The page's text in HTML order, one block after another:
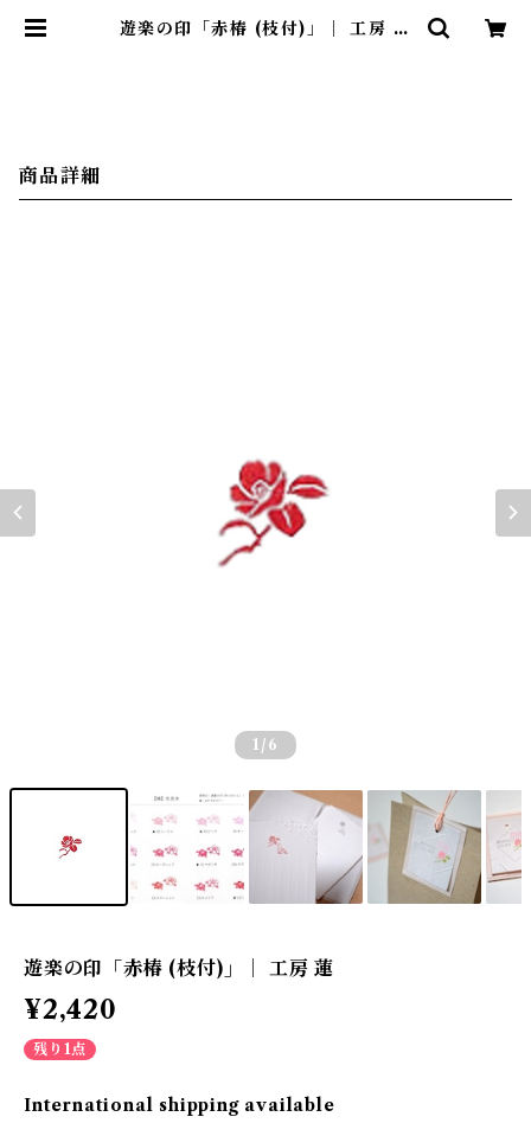
遊楽の印「赤椿 (枝付)」｜ 工房 蓮
商品詳細
1 /6
遊楽の印「赤椿 (枝付)」｜ 工房 蓮
¥2,420
残り1点
International shipping available